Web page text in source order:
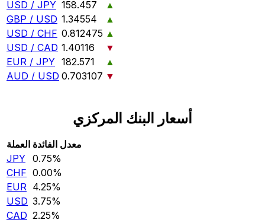
USD / JPY 158.457
▲
GBP / USD 1.34554
▲
USD / CHF 0.812475 ▲
USD / CAD 1.40116
▼
EUR / JPY 182.571
▲
AUD / USD 0.703107 ▼
أسعار البنك المركزي
العملة معدل الفائدة
JPY 0.75‎%‎
CHF 0.00‎%‎
EUR 4.25‎%‎
USD 3.75‎%‎
CAD 2.25‎%‎